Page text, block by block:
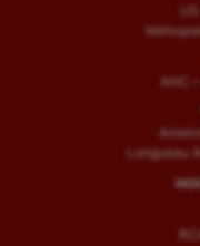
AHC
Longueau